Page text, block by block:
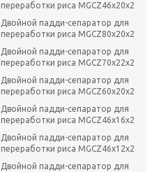
переработки риса MGCZ46x20x2
Двойной падди-сепаратор для
переработки риса MGCZ80x20x2
Двойной падди-сепаратор для
переработки риса MGCZ70x22x2
Двойной падди-сепаратор для
переработки риса MGCZ60x20x2
Двойной падди-сепаратор для
переработки риса MGCZ46x16x2
Двойной падди-сепаратор для
переработки риса MGCZ46x12x2
Двойной падди-сепаратор для